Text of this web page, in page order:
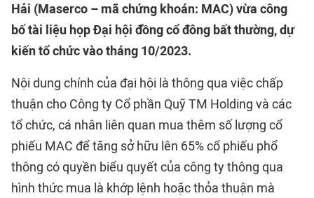
Hải (Maserco – mã chứng khoán: MAC) vừa công
bố tài liệu họp Đại hội đồng cổ đông bất thường, dự
kiến tổ chức vào tháng 10/2023.
Nội dung chính của đại hội là thông qua việc chấp
thuận cho Công ty Cổ phần Quỹ TM Holding và các
tổ chức, cá nhân liên quan mua thêm số lượng cổ
phiếu MAC để tăng sở hữu lên 65% cổ phiếu phổ
thông có quyền biểu quyết của công ty thông qua
hình thức mua là khớp lệnh hoặc thỏa thuận mà